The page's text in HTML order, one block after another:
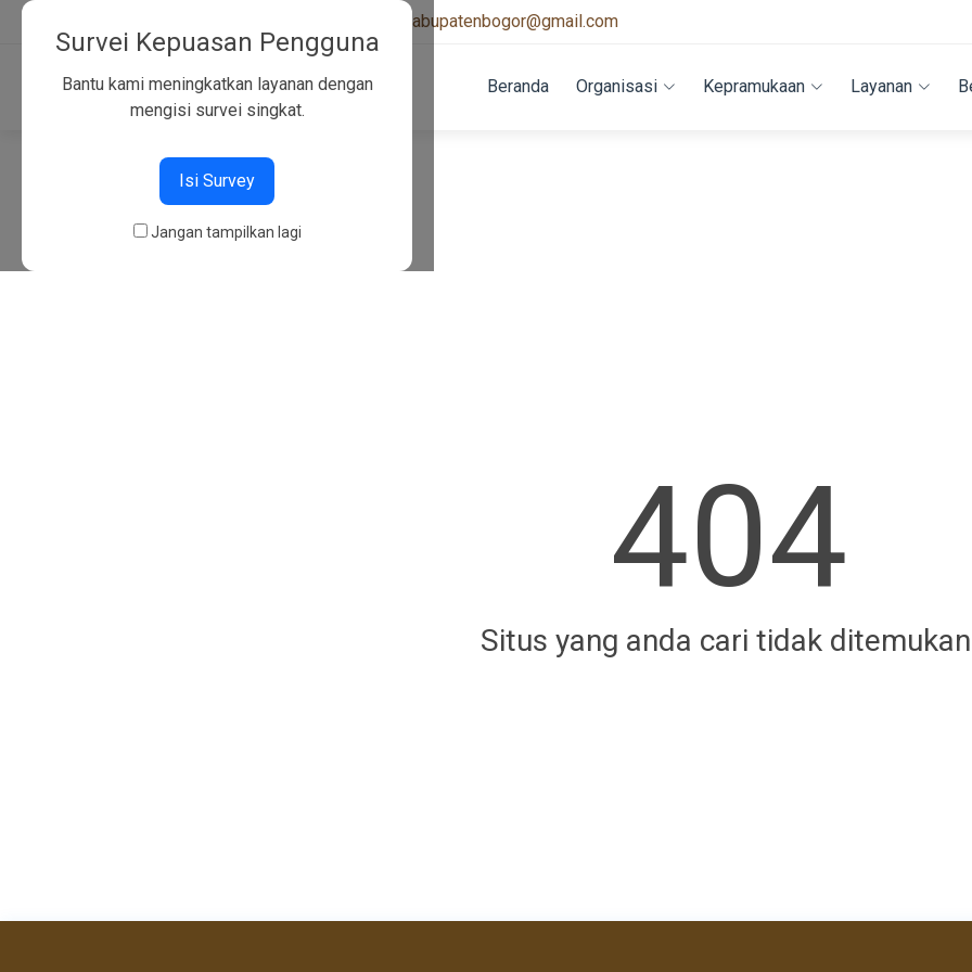
kwarcabkabupatenbogor@gmail.com
Beranda Organisasi Kepramukaan Layanan
404
404
Situs yang anda cari tidak
Survei Kepuasan Pengguna
Bantu kami meningkatkan layanan dengan
mengisi survei singkat.
Isi Survey
Jangan tampilkan lagi